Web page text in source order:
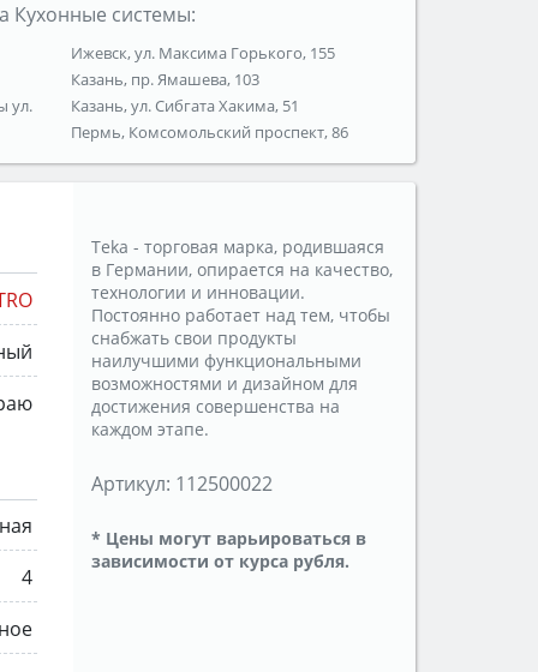
Кухонные системы:
ул.
Ижевск, ул. Максима Горького, 155
Казань, пр. Ямашева, 103
Казань, ул. Сибгата Хакима, 51
Пермь, Комсомольский проспект, 86
4
Teka - торговая марка, родившаяся
в Германии, опирается на качество,
технологии и инновации.
Постоянно работает над тем, чтобы
снабжать свои продукты
наилучшими функциональными
возможностями и дизайном для
достижения совершенства на
каждом этапе.
Артикул: 112500022
* Цены могут варьироваться в
зависимости от курса рубля.